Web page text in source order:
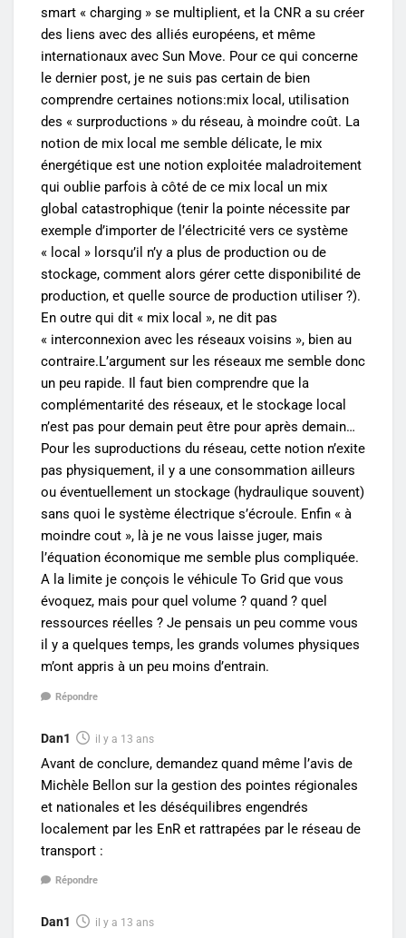
smart « charging » se multiplient, et la CNR a su créer
des liens avec des alliés européens, et même
internationaux avec Sun Move. Pour ce qui concerne
le dernier post, je ne suis pas certain de bien
comprendre certaines notions:mix local, utilisation
des « surproductions » du réseau, à moindre coût. La
notion de mix local me semble délicate, le mix
énergétique est une notion exploitée maladroitement
qui oublie parfois à côté de ce mix local un mix
global catastrophique (tenir la pointe nécessite par
exemple d’importer de l’électricité vers ce système
« local » lorsqu’il n’y a plus de production ou de
stockage, comment alors gérer cette disponibilité de
production, et quelle source de production utiliser ?).
En outre qui dit « mix local », ne dit pas
« interconnexion avec les réseaux voisins », bien au
contraire.L’argument sur les réseaux me semble donc
un peu rapide. Il faut bien comprendre que la
complémentarité des réseaux, et le stockage local
n’est pas pour demain peut être pour après demain…
Pour les suproductions du réseau, cette notion n’exite
pas physiquement, il y a une consommation ailleurs
ou éventuellement un stockage (hydraulique souvent)
sans quoi le système électrique s’écroule. Enfin « à
moindre cout », là je ne vous laisse juger, mais
l’équation économique me semble plus compliquée.
A la limite je conçois le véhicule To Grid que vous
évoquez, mais pour quel volume ? quand ? quel
ressources réelles ? Je pensais un peu comme vous
il y a quelques temps, les grands volumes physiques
m’ont appris à un peu moins d’entrain.
Répondre
Dan1 il y a 13 ans
Avant de conclure, demandez quand même l’avis de
Michèle Bellon sur la gestion des pointes régionales
et nationales et les déséquilibres engendrés
localement par les EnR et rattrapées par le réseau de
transport :
Répondre
Dan1 il y a 13 ans